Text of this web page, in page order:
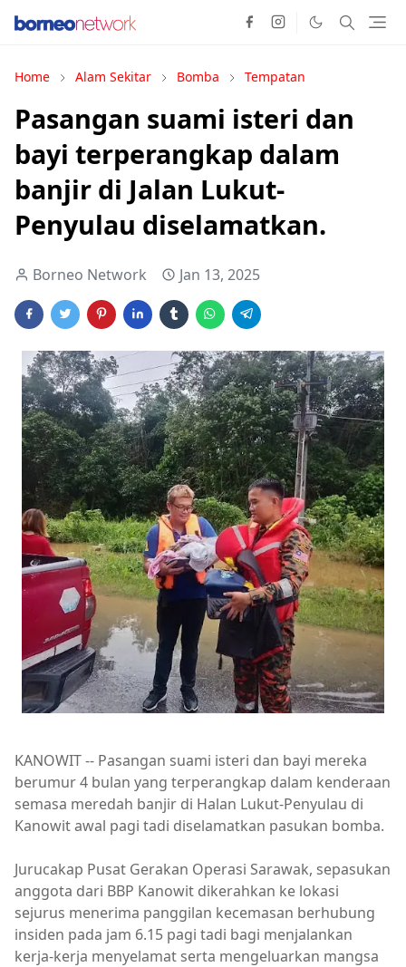
Home Alam Sekitar Bomba Tempatan
Pasangan suami isteri dan
bayi terperangkap dalam
banjir di Jalan Lukut-
Penyulau diselamatkan.
Borneo Network Jan 13, 2025
KANOWIT -- Pasangan suami isteri dan bayi mereka
berumur 4 bulan yang terperangkap dalam kenderaan
semasa meredah banjir di Halan Lukut-Penyulau di
Kanowit awal pagi tadi diselamatkan pasukan bomba.
Jurucakap Pusat Gerakan Operasi Sarawak, sepasukan
anggota dari BBP Kanowit dikerahkan ke lokasi
sejurus menerima panggilan kecemasan berhubung
insiden pada jam 6.15 pagi tadi bagi menjalankan
kerja-kerja menyelamat serta mengeluarkan mangsa